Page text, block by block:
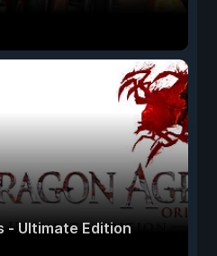
- Ultimate Edition